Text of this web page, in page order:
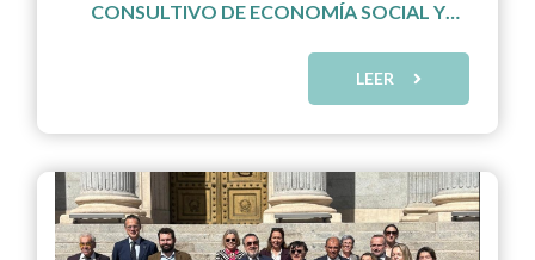
CONSULTIVO DE ECONOMÍA SOCIAL Y
LEER